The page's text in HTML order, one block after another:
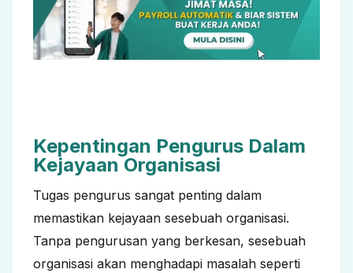
Kepentingan Pengurus Dalam
Kejayaan Organisasi
Tugas pengurus sangat penting dalam
memastikan kejayaan sesebuah organisasi.
Tanpa pengurusan yang berkesan, sesebuah
organisasi akan menghadapi masalah seperti